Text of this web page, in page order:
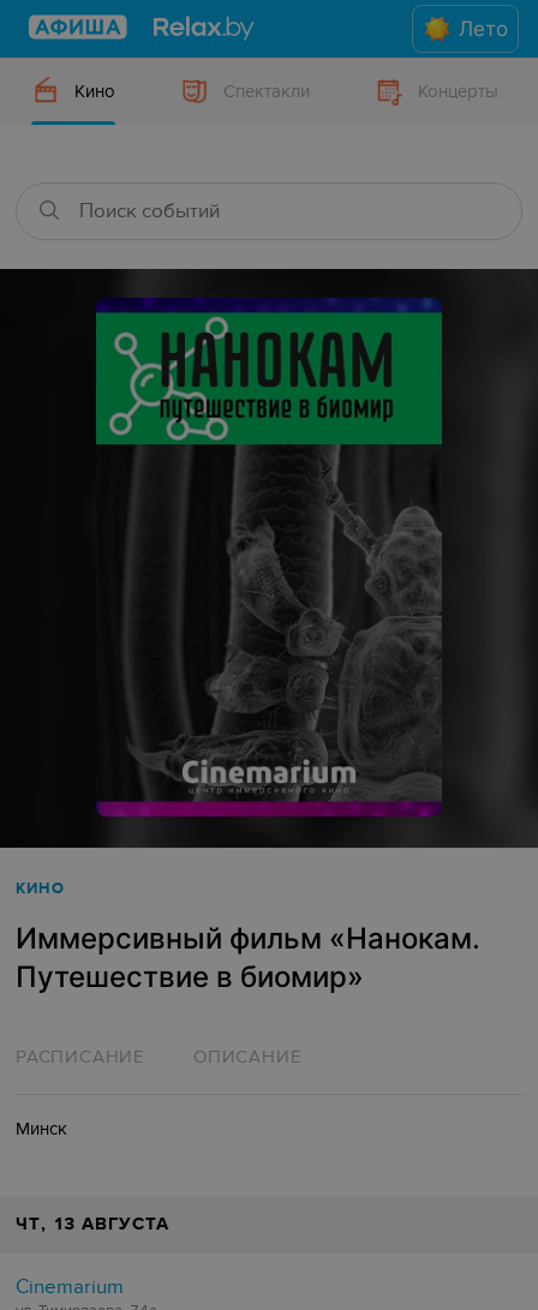
Лето
Кино Спектакли Концерты
КИНО
Иммерсивный фильм «Нанокам.
Путешествие в биомир»
РАСПИСАНИЕ ОПИСАНИЕ
Минск
ЧТ, 13 АВГУСТА
Cinemarium